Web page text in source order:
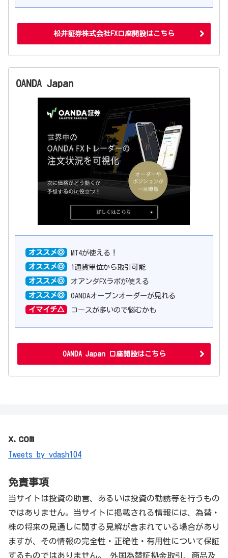
松井証券株式会社FX口座開設はこちら
OANDA Japan
オススメ◎
MT4が使える！
オススメ◎
1通貨単位から取引可能
オススメ◎
オアンダFXラボが使える
オススメ◎
OANDAオープンオーダーが見れる
イマイチ△
コースが多いので悩むかも
OANDA Japan 口座開設はこちら
x.com
Tweets by vdash104
免責事項
当サイトは投資の助言、あるいは投資の勧誘等を行うもの
ではありません。当サイトに掲載される情報には、為替・
株の将来の見通しに関する見解が含まれている場合があり
ますが、その情報の完全性・正確性・有用性について保証
するものではありません。 外国為替証拠金取引、商品及